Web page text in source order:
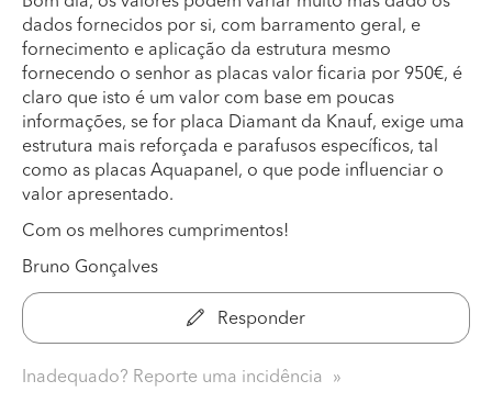
dados fornecidos por si, com barramento geral, e
fornecimento e aplicação da estrutura mesmo
fornecendo o senhor as placas valor ficaria por 950€, é
claro que isto é um valor com base em poucas
informações, se for placa Diamant da Knauf, exige uma
estrutura mais reforçada e parafusos específicos, tal
como as placas Aquapanel, o que pode influenciar o
valor apresentado.
Com os melhores cumprimentos!
Bruno Gonçalves
Responder
Inadequado? Reporte uma incidência